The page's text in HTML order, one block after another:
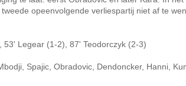
opeenvolgende verliespartij niet af te
Legear (1-2), 87' Teodorczyk (2-3)
Spajic, Obradovic, Dendoncker, Hanni,